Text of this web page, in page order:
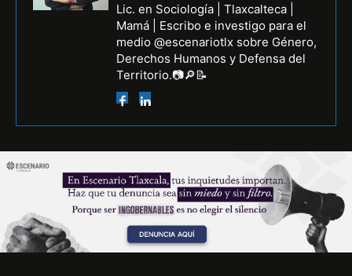
Lic. en Sociología | Tlaxcalteca |
Mamá | Escribo e investigo para el
medio @escenariotlx sobre Género,
Derechos Humanos y Defensa del
Territorio.📷🔎📝